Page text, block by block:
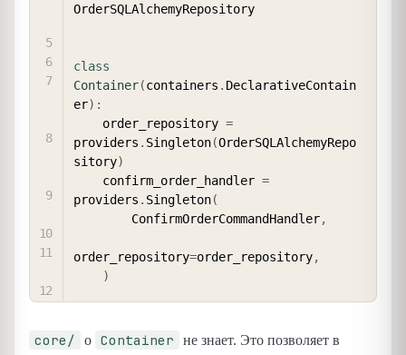
OrderSQLAlchemyRepository
class
Container(containers . DeclarativeContain
er) :
    order_repository
=
providers . Singleton(OrderSQLAlchemyRepo
sitory)
    confirm_order_handler
=
providers . Singleton(
        ConfirmOrderCommandHandler
,
order_repository=order_repository,
)
core/ о Container
не знает. Это позволяет в